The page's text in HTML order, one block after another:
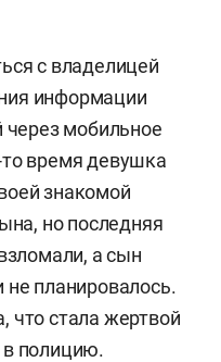
с владелицей
информации
через мобильное
время девушка
знакомой
но последняя
а сын
не планировалось.
что стала жертвой
в полицию.